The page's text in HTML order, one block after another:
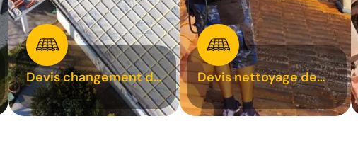
Devis changement de
tuile 31
Devis nettoyage de
toiture 31